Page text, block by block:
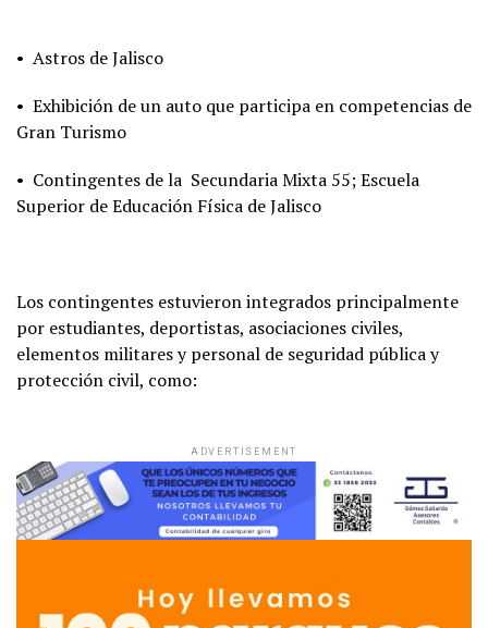
• Astros de Jalisco
• Exhibición de un auto que participa en competencias de
Gran Turismo
• Contingentes de la Secundaria Mixta 55; Escuela
Superior de Educación Física de Jalisco
Los contingentes estuvieron integrados principalmente
por estudiantes, deportistas, asociaciones civiles,
elementos militares y personal de seguridad pública y
protección civil, como:
ADVERTISEMENT